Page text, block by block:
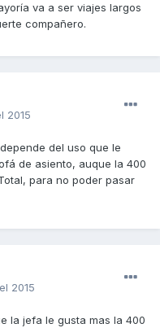
va a ser viajes largos
compañero.
2015
del uso que le
de asiento, auque la 400
para no poder pasar
2015
la jefa le gusta mas la 400